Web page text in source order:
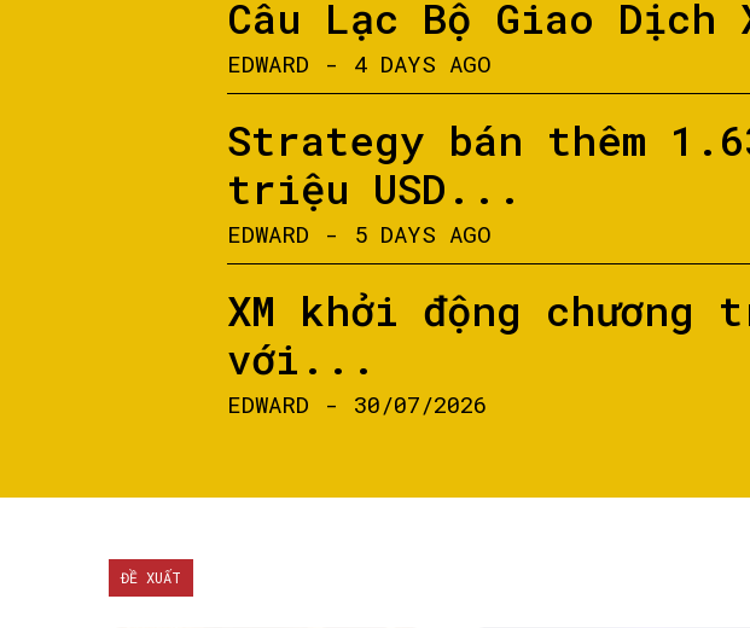
Câu Lạc Bộ Giao
EDWARD - 4 DAYS AGO
Strategy bán thêm
triệu USD...
EDWARD - 5 DAYS AGO
XM khởi động
với...
EDWARD - 30/07/2026
ĐỀ XUẤT